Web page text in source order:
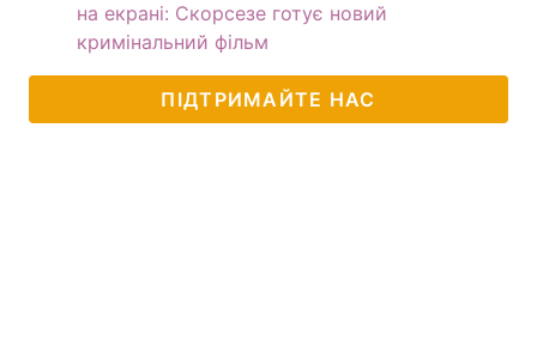
на екрані: Скорсезе готує новий
кримінальний фільм
ПІДТРИМАЙТЕ НАС